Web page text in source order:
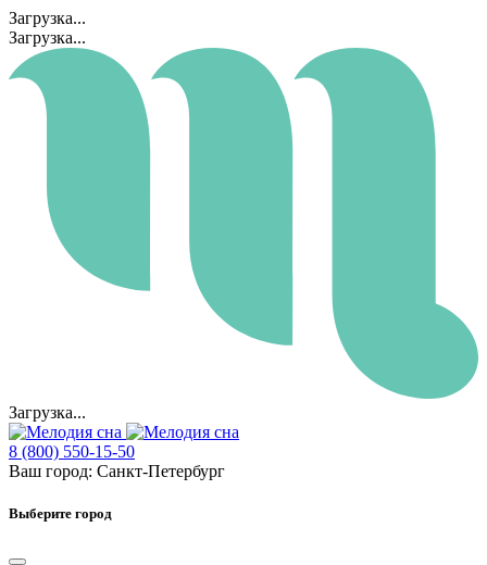
Загрузка...
Загрузка...
Загрузка...
8 (800) 550-15-50
Ваш город: Санкт-Петербург
Выберите город